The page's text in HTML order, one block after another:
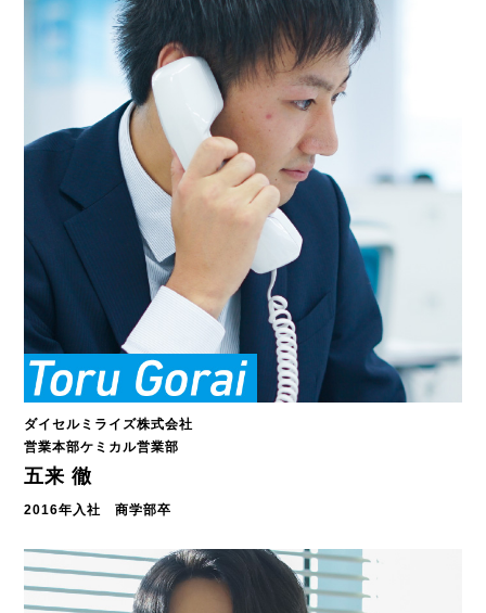
ダイセルミライズ株式会社
営業本部ケミカル営業部
五来 徹
2016年入社 商学部卒